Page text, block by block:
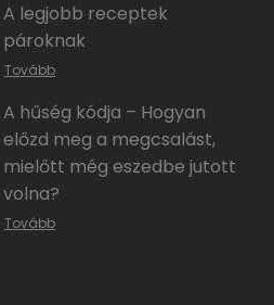
A legjobb receptek
pároknak
Tovább
A hűség kódja – Hogyan
előzd meg a megcsalást,
mielőtt még eszedbe jutott
volna?
Tovább